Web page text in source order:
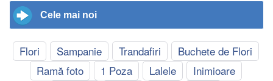
Cele mai noi
Flori Sampanie Trandafiri
Buchete de Flori
Ramă foto
1 Poza Lalele
Inimioare